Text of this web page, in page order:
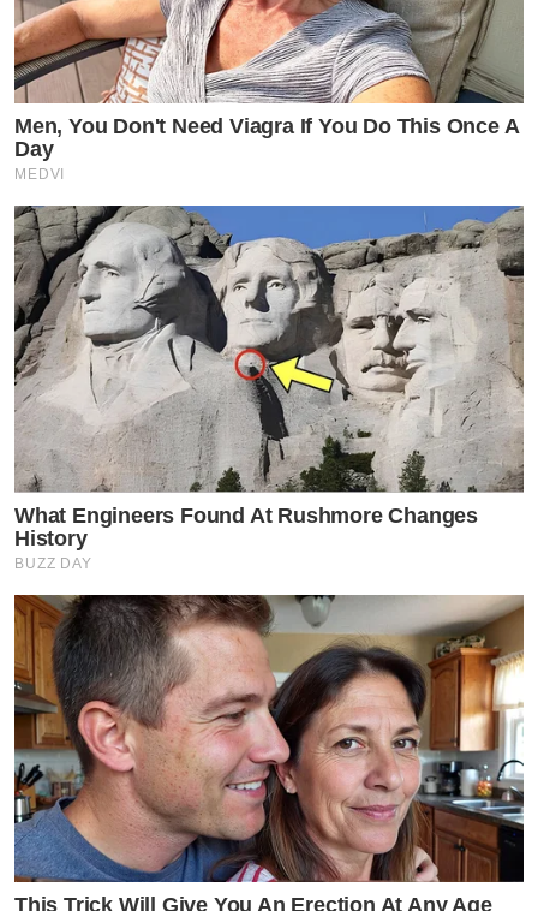
Men, You Don't Need Viagra If You Do This Once A
Day
MEDVI
What Engineers Found At Rushmore Changes
History
BUZZ DAY
This Trick Will Give You An Erection At Any Age